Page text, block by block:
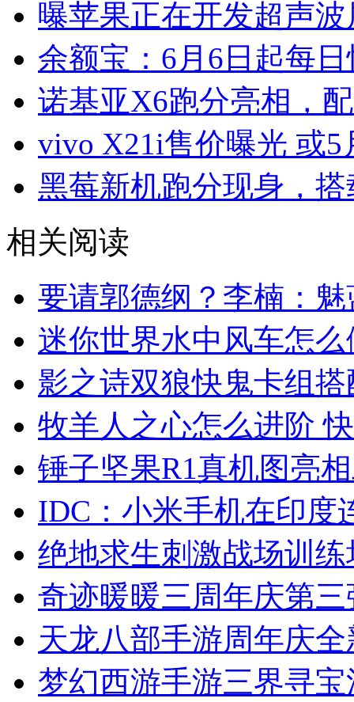
曝苹果正在开发超声
余额宝：6月6日起每
诺基亚X6跑分亮相，
vivo X21i售价曝光 或5
黑莓新机跑分现身，搭
相关阅读
要请郭德纲？李楠：
迷你世界水中风车怎
影之诗双狼快鬼卡组
牧羊人之心怎么进阶
锤子坚果R1真机图亮
IDC：小米手机在印度
绝地求生刺激战场训
奇迹暖暖三周年庆第
天龙八部手游周年庆
梦幻西游手游三界寻